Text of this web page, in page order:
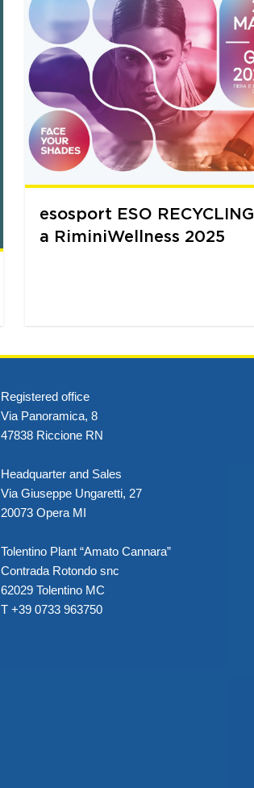
esosport ESO RECYCLING
a RiminiWellness 2025
Registered office
Via Panoramica, 8
47838 Riccione RN
Headquarter and Sales
Via Giuseppe Ungaretti, 27
20073 Opera MI
Tolentino Plant “Amato Cannara”
Contrada Rotondo snc
62029 Tolentino MC
T +39 0733 963750